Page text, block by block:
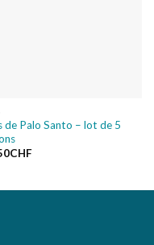
de Palo Santo – lot de 5
CHF